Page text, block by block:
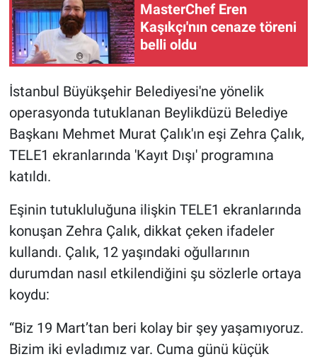
MasterChef Eren
Kaşıkçı'nın cenaze töreni
belli oldu
İstanbul Büyükşehir Belediyesi'ne yönelik
operasyonda tutuklanan Beylikdüzü Belediye
Başkanı Mehmet Murat Çalık'ın eşi Zehra Çalık,
TELE1 ekranlarında 'Kayıt Dışı' programına
katıldı.
Eşinin tutukluluğuna ilişkin TELE1 ekranlarında
konuşan Zehra Çalık, dikkat çeken ifadeler
kullandı. Çalık, 12 yaşındaki oğullarının
durumdan nasıl etkilendiğini şu sözlerle ortaya
koydu:
“Biz 19 Mart’tan beri kolay bir şey yaşamıyoruz.
Bizim iki evladımız var. Cuma günü küçük
Ne demişti
Nedir
Popüler
Programlar
Sağlık
Teknoloji
Türkiye'nin Geleceği
Yerel Gündem